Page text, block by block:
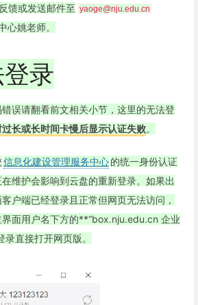
馈或发送邮件至 yaoge@nju.edu.cn
心姚老师。
录
误请翻看前文相关小节，这里的无法登
长或长时间卡慢后显示认证失败。
信息化建设管理服务中心的统一身份认证
维护会影响到云盘的重新登录。如果出
户端已经登录且正常但网页无法访问，
面用户名下方的**“box.nju.edu.cn 企业
直接打开网页版。